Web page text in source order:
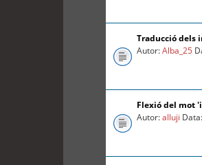
Traducció dels
Autor:Alba_25
Flexió del mot
Autor:alluji